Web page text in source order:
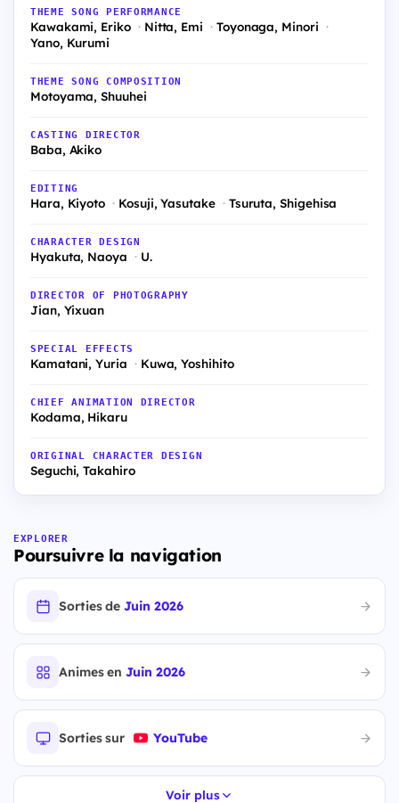
THEME SONG PERFORMANCE
Kawakami, Eriko Nitta, Emi
Toyonaga, Minori
Yano, Kurumi
THEME SONG COMPOSITION
Motoyama, Shuuhei
CASTING DIRECTOR
Baba, Akiko
EDITING
Hara, Kiyoto Kosuji, Yasutake Tsuruta, Shigehisa
CHARACTER DESIGN
Hyakuta, Naoya U.
DIRECTOR OF PHOTOGRAPHY
Jian, Yixuan
SPECIAL EFFECTS
Kamatani, Yuria Kuwa, Yoshihito
CHIEF ANIMATION DIRECTOR
Kodama, Hikaru
ORIGINAL CHARACTER DESIGN
Seguchi, Takahiro
EXPLORER
Poursuivre la navigation
Sorties deJuin 2026
Animes enJuin 2026
Sorties sur YouTube
Voir plus